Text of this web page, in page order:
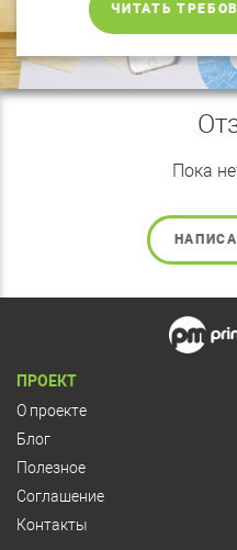
ЧИТАТЬ
Пока
ПРОЕКТ
О проекте
Блог
Полезное
Соглашение
Контакты